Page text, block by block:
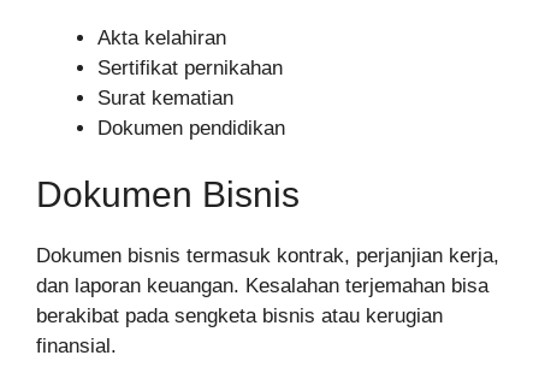
Akta kelahiran
Sertifikat pernikahan
Surat kematian
Dokumen pendidikan
Dokumen Bisnis
Dokumen bisnis termasuk kontrak, perjanjian kerja,
dan laporan keuangan. Kesalahan terjemahan bisa
berakibat pada sengketa bisnis atau kerugian
finansial.